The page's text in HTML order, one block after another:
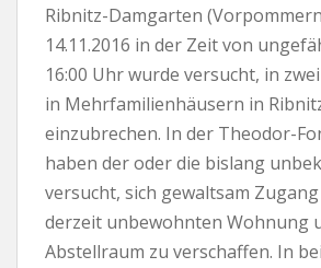
Ribnitz-Damgarten
14.11.2016 in der Zeit von
16:00 Uhr wurde versucht, in
in Mehrfamilienhäusern in
einzubrechen. In der Theodor-
haben der oder die bislang
versucht, sich gewaltsam
derzeit unbewohnten Wohnung
Abstellraum zu verschaffen. In